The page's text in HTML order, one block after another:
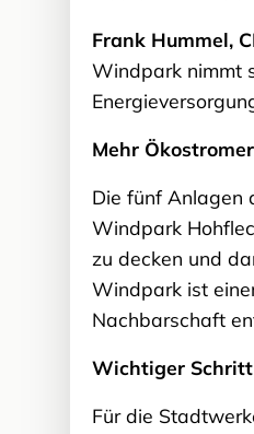
Frank Hummel,
Windpark nimmt
Mehr
Die fünf Anlagen
Windpark
zu decken und
Windpark ist
Nachbarschaft
Wichtiger
Für die